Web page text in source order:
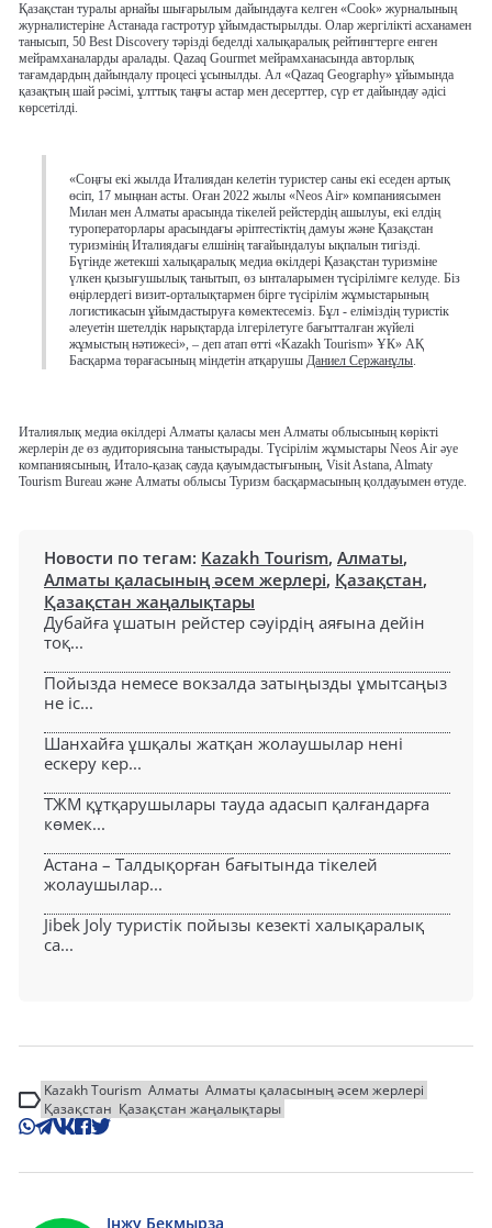
Қазақстан туралы арнайы шығарылым дайындауға келген «Cook» журналының
журналистеріне Астанада гастротур ұйымдастырылды. Олар жергілікті асханамен
танысып, 50 Best Discovery тәрізді беделді халықаралық рейтингтерге енген
мейрамханаларды аралады. Qazaq Gourmet мейрамханасында авторлық
тағамдардың дайындалу процесі ұсынылды. Ал «Qazaq Geography» ұйымында
қазақтың шай рәсімі, ұлттық таңғы астар мен десерттер, сүр ет дайындау әдісі
көрсетілді.
«Соңғы екі жылда Италиядан келетін туристер саны екі еседен артық
өсіп, 17 мыңнан асты. Оған 2022 жылы «Neos Air» компаниясымен
Милан мен Алматы арасында тікелей рейстердің ашылуы, екі елдің
туроператорлары арасындағы әріптестіктің дамуы және Қазақстан
туризмінің Италиядағы елшінің тағайындалуы ықпалын тигізді.
Бүгінде жетекші халықаралық медиа өкілдері Қазақстан туризміне
үлкен қызығушылық танытып, өз ынталарымен түсірілімге келуде. Біз
өңірлердегі визит-орталықтармен бірге түсірілім жұмыстарының
логистикасын ұйымдастыруға көмектесеміз. Бұл - еліміздің туристік
әлеуетін шетелдік нарықтарда ілгерілетуге бағытталған жүйелі
жұмыстың нәтижесі», – деп атап өтті «Kazakh Tourism» ҰК» АҚ
Басқарма төрағасының міндетін атқарушы Даниел Сержанұлы.
Италиялық медиа өкілдері Алматы қаласы мен Алматы облысының көрікті
жерлерін де өз аудиториясына таныстырады. Түсірілім жұмыстары Neos Air әуе
компаниясының, Итало-қазақ сауда қауымдастығының, Visit Astana, Almaty
Tourism Bureau және Алматы облысы Туризм басқармасының қолдауымен өтуде.
Новости по тегам: Kazakh Tourism, Алматы,
Алматы қаласының әсем жерлері, Қазақстан,
Қазақстан жаңалықтары
Дубайға ұшатын рейстер сәуірдің аяғына дейін
тоқ...
Пойызда немесе вокзалда затыңызды ұмытсаңыз
не іс...
Шанхайға ұшқалы жатқан жолаушылар нені
ескеру кер...
ТЖМ құтқарушылары тауда адасып қалғандарға
көмек...
Астана – Талдықорған бағытында тікелей
жолаушылар...
Jibek Joly туристік пойызы кезекті халықаралық
са...
Kazakh Tourism Алматы Алматы қаласының әсем жерлері
Қазақстан Қазақстан жаңалықтары
Інжу Бекмырза